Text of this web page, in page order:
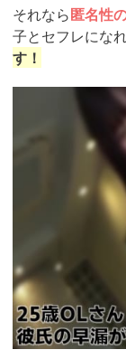
それなら匿名性
子とセフレになれ
す！
https://pcmax.jp/lp/?
ad_id=rm307152